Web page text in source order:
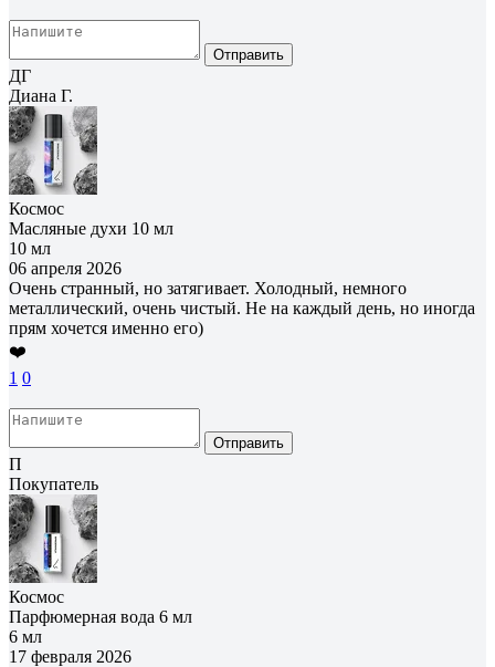
Отправить
ДГ
Диана Г.
Космос
Масляные духи 10 мл
10 мл
06 апреля 2026
Очень странный, но затягивает. Холодный, немного
металлический, очень чистый. Не на каждый день, но иногда
прям хочется именно его)
❤️
1 0
Отправить
П
Покупатель
Космос
Парфюмерная вода 6 мл
6 мл
17 февраля 2026